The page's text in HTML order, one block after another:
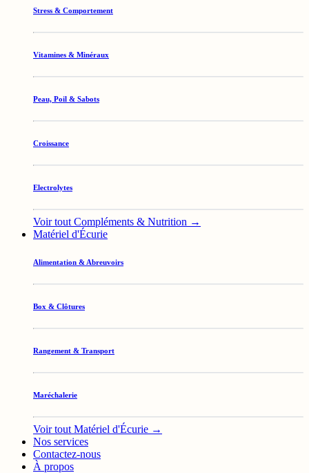
Stress & Comportement
Vitamines & Minéraux
Peau, Poil & Sabots
Croissance
Electrolytes
Voir tout Compléments & Nutrition →
Matériel d'Écurie
Alimentation & Abreuvoirs
Box & Clôtures
Rangement & Transport
Maréchalerie
Voir tout Matériel d'Écurie →
Nos services
Contactez-nous
À propos